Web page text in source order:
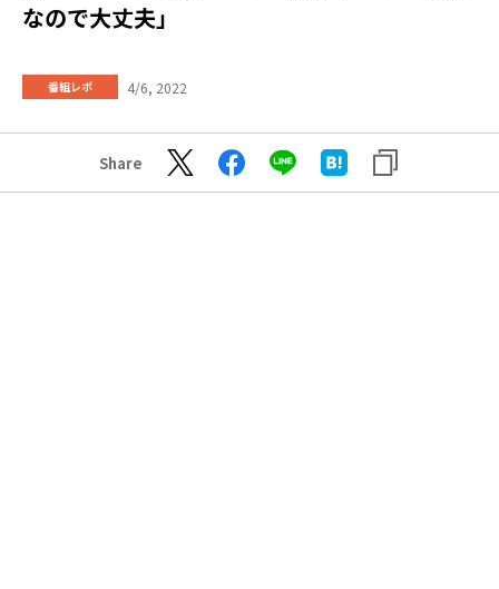
なので大丈夫」
番組レポ 4/6, 2022
Share